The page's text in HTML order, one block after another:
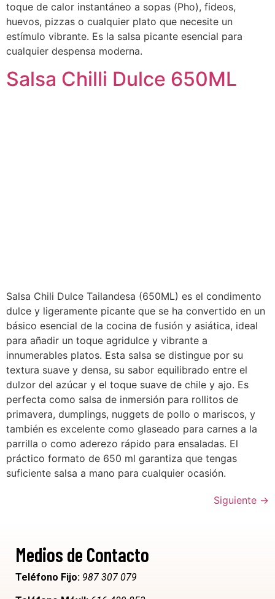
toque de calor instantáneo a sopas (Pho), fideos,
huevos, pizzas o cualquier plato que necesite un
estímulo vibrante. Es la salsa picante esencial para
cualquier despensa moderna.
Salsa Chilli Dulce 650ML
Salsa Chili Dulce Tailandesa (650ML) es el condimento
dulce y ligeramente picante que se ha convertido en un
básico esencial de la cocina de fusión y asiática, ideal
para añadir un toque agridulce y vibrante a
innumerables platos. Esta salsa se distingue por su
textura suave y densa, su sabor equilibrado entre el
dulzor del azúcar y el toque suave de chile y ajo. Es
perfecta como salsa de inmersión para rollitos de
primavera, dumplings, nuggets de pollo o mariscos, y
también es excelente como glaseado para carnes a la
parrilla o como aderezo rápido para ensaladas. El
práctico formato de 650 ml garantiza que tengas
suficiente salsa a mano para cualquier ocasión.
Siguiente →
Medios de Contacto
Teléfono Fijo: 987 307 079